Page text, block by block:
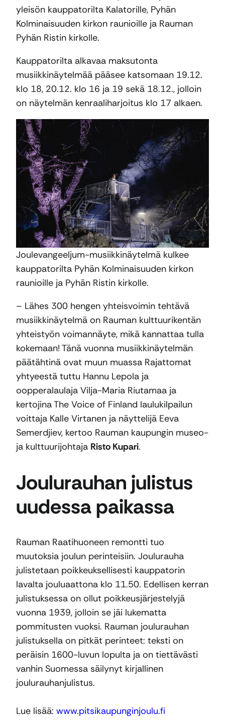
yleisön kauppatorilta Kalatorille, Pyhän
Kolminaisuuden kirkon raunioille ja Rauman
Pyhän Ristin kirkolle.
Kauppatorilta alkavaa maksutonta
musiikkinäytelmää pääsee katsomaan 19.12.
klo 18, 20.12. klo 16 ja 19 sekä 18.12., jolloin
on näytelmän kenraaliharjoitus klo 17 alkaen.
Joulevangeeljum-musiikkinäytelmä kulkee
kauppatorilta Pyhän Kolminaisuuden kirkon
raunioille ja Pyhän Ristin kirkolle.
– Lähes 300 hengen yhteisvoimin tehtävä
musiikkinäytelmä on Rauman kulttuurikentän
yhteistyön voimannäyte, mikä kannattaa tulla
kokemaan! Tänä vuonna musiikkinäytelmän
päätähtinä ovat muun muassa Rajattomat
yhtyeestä tuttu Hannu Lepola ja
oopperalaulaja Vilja-Maria Riutamaa ja
kertojina The Voice of Finland laulukilpailun
voittaja Kalle Virtanen ja näyttelijä Eeva
Semerdjiev, kertoo Rauman kaupungin museo-
ja kulttuurijohtaja Risto Kupari.
Joulurauhan julistus
uudessa paikassa
Rauman Raatihuoneen remontti tuo
muutoksia joulun perinteisiin. Joulurauha
julistetaan poikkeuksellisesti kauppatorin
lavalta jouluaattona klo 11.50. Edellisen kerran
julistuksessa on ollut poikkeusjärjestelyjä
vuonna 1939, jolloin se jäi lukematta
pommitusten vuoksi. Rauman joulurauhan
julistuksella on pitkät perinteet: teksti on
peräisin 1600-luvun lopulta ja on tiettävästi
vanhin Suomessa säilynyt kirjallinen
joulurauhanjulistus.
Lue lisää: www.pitsikaupunginjoulu.fi